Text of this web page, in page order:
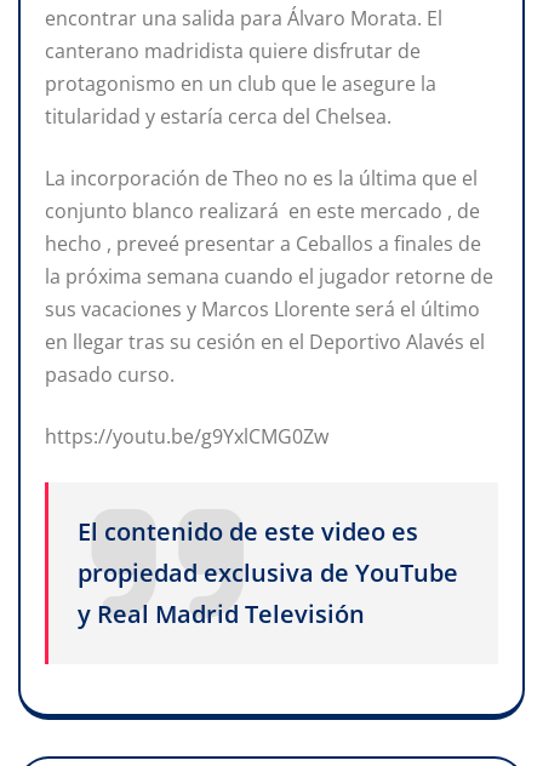
encontrar una salida para Álvaro Morata. El
canterano madridista quiere disfrutar de
protagonismo en un club que le asegure la
titularidad y estaría cerca del Chelsea.
La incorporación de Theo no es la última que el
conjunto blanco realizará en este mercado , de
hecho , preveé presentar a Ceballos a finales de
la próxima semana cuando el jugador retorne de
sus vacaciones y Marcos Llorente será el último
en llegar tras su cesión en el Deportivo Alavés el
pasado curso.
https://youtu.be/g9YxlCMG0Zw
El contenido de este video es
propiedad exclusiva de YouTube
y Real Madrid Televisión